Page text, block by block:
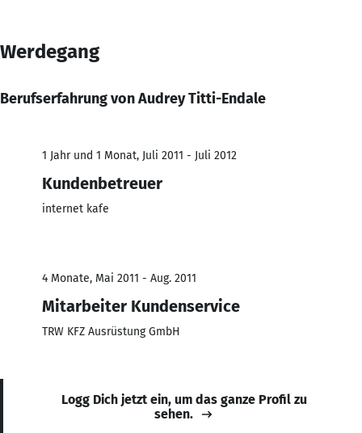
Werdegang
Berufserfahrung von Audrey Titti-Endale
1 Jahr und 1 Monat, Juli 2011 - Juli 2012
Kundenbetreuer
internet kafe
4 Monate, Mai 2011 - Aug. 2011
Mitarbeiter Kundenservice
TRW KFZ Ausrüstung GmbH
Logg Dich jetzt ein, um das ganze Profil zu
sehen.